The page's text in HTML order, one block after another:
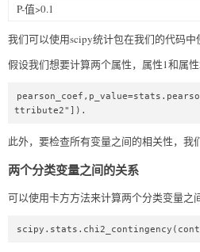
P-值>0.1
我们可以使用scipy统计包在我们的代码中
假设我们想要计算两个属性，属性1和属性
ttribute2"]).
此外，要检查所有变量之间的相关性，我
两个分类变量之间的关系
可以使用卡方方法来计算两个分类变量之